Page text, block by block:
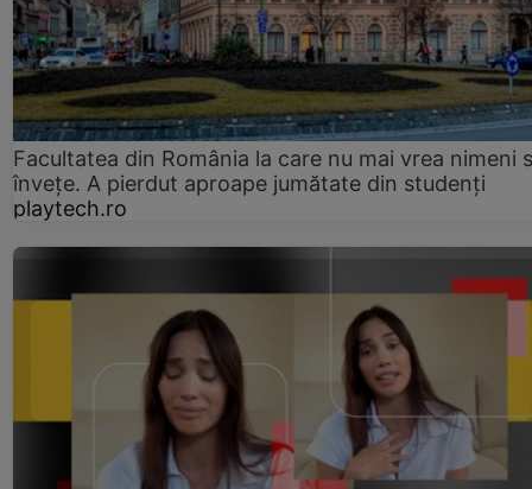
Facultatea din România la care nu mai vrea nimeni
înveţe. A pierdut aproape jumătate din studenţi
playtech.ro